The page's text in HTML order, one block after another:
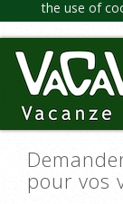
the use of
pour vos